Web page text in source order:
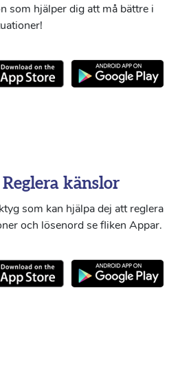
som hjälper dig att må bättre i
känslor
som kan hjälpa dej att reglera
och lösenord se fliken Appar.